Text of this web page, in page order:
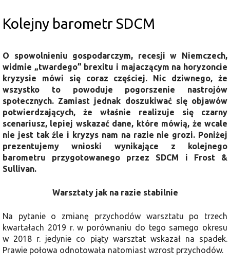
Kolejny barometr SDCM
O spowolnieniu gospodarczym, recesji w Niemczech,
widmie „twardego” brexitu i majaczącym na horyzoncie
kryzysie mówi się coraz częściej. Nic dziwnego, że
wszystko to powoduje pogorszenie nastrojów
społecznych. Zamiast jednak doszukiwać się objawów
potwierdzających, że właśnie realizuje się czarny
scenariusz, lepiej wskazać dane, które mówią, że wcale
nie jest tak źle i kryzys nam na razie nie grozi. Poniżej
prezentujemy wnioski wynikające z kolejnego
barometru przygotowanego przez SDCM i Frost &
Sullivan.
Warsztaty jak na razie stabilnie
Na pytanie o zmianę przychodów warsztatu po trzech
kwartałach 2019 r. w porównaniu do tego samego okresu
w 2018 r. jedynie co piąty warsztat wskazał na spadek.
Prawie połowa odnotowała natomiast wzrost przychodów.